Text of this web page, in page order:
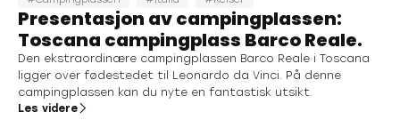
Presentasjon av campingplassen:
Toscana campingplass Barco Reale.
Den ekstraordinære campingplassen Barco Reale i Toscana
ligger over fødestedet til Leonardo da Vinci. På denne
campingplassen kan du nyte en fantastisk utsikt.
Les videre